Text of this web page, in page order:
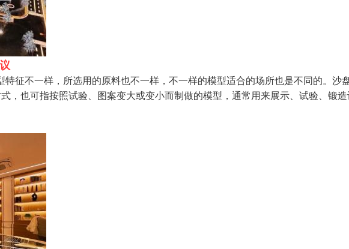
征不一样，所选用的原料也不一样，不一样的模型适合的场所也是不同的。沙
，也可指按照试验、图案变大或变小而制做的模型，通常用来展示、试验、锻